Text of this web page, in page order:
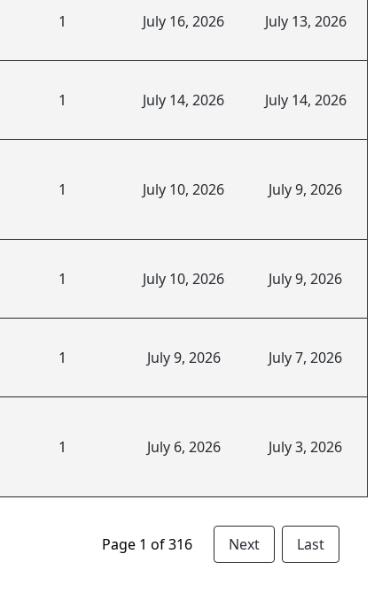
1 July 16, 2026 July 13, 2026
1 July 14, 2026 July 14, 2026
1 July 10, 2026 July 9, 2026
1 July 10, 2026 July 9, 2026
1 July 9, 2026 July 7, 2026
1 July 6, 2026 July 3, 2026
Page 1 of 316 Next Last